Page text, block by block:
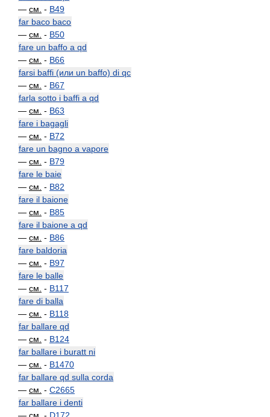
— см. - B49
far baco baco
— см. - B50
fare un baffo a qd
— см. - B66
farsi baffi (или un baffo) di qc
— см. - B67
farla sotto i baffi a qd
— см. - B63
fare i bagagli
— см. - B72
fare un bagno a vapore
— см. - B79
fare le baie
— см. - B82
fare il baione
— см. - B85
fare il baione a qd
— см. - B86
fare baldoria
— см. - B97
fare le balle
— см. - B117
fare di balla
— см. - B118
far ballare qd
— см. - B124
far ballare i buratt ni
— см. - B1470
far ballare qd sulla corda
— см. - C2665
far ballare i denti